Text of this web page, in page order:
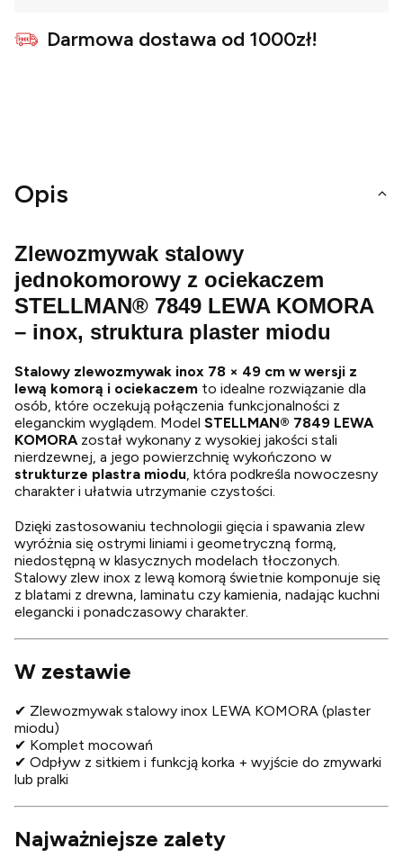
Darmowa dostawa od 1000zł!
Opis
Zlewozmywak stalowy
jednokomorowy z ociekaczem
STELLMAN® 7849 LEWA KOMORA
– inox, struktura plaster miodu
Stalowy zlewozmywak inox 78 × 49 cm w wersji z
lewą komorą i ociekaczem to idealne rozwiązanie dla
osób, które oczekują połączenia funkcjonalności z
eleganckim wyglądem. Model STELLMAN® 7849 LEWA
KOMORA został wykonany z wysokiej jakości stali
nierdzewnej, a jego powierzchnię wykończono w
strukturze plastra miodu , która podkreśla nowoczesny
charakter i ułatwia utrzymanie czystości.
Dzięki zastosowaniu technologii gięcia i spawania zlew
wyróżnia się ostrymi liniami i geometryczną formą,
niedostępną w klasycznych modelach tłoczonych.
Stalowy zlew inox z lewą komorą świetnie komponuje się
z blatami z drewna, laminatu czy kamienia, nadając kuchni
elegancki i ponadczasowy charakter.
W zestawie
✔ Zlewozmywak stalowy inox LEWA KOMORA (plaster
miodu)
✔ Komplet mocowań
✔ Odpływ z sitkiem i funkcją korka + wyjście do zmywarki
lub pralki
Najważniejsze zalety